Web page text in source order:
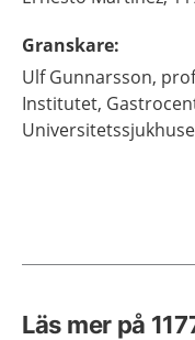
Granskare:
Ulf Gunnarsson,
Institutet,
Läs mer på